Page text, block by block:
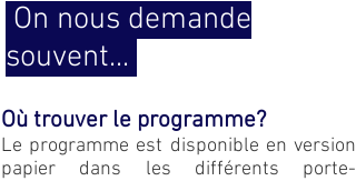
On nous demande
souvent...
Où trouver le programme?
Le programme est disponible en version
papier dans les différents porte-